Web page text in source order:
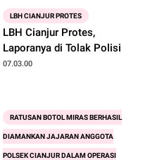
LBH CIANJUR PROTES
LBH Cianjur Protes,
Laporanya di Tolak Polisi
07.03.00
RATUSAN BOTOL MIRAS BERHASIL
DIAMANKAN JAJARAN ANGGOTA
POLSEK CIANJUR DALAM OPERASI